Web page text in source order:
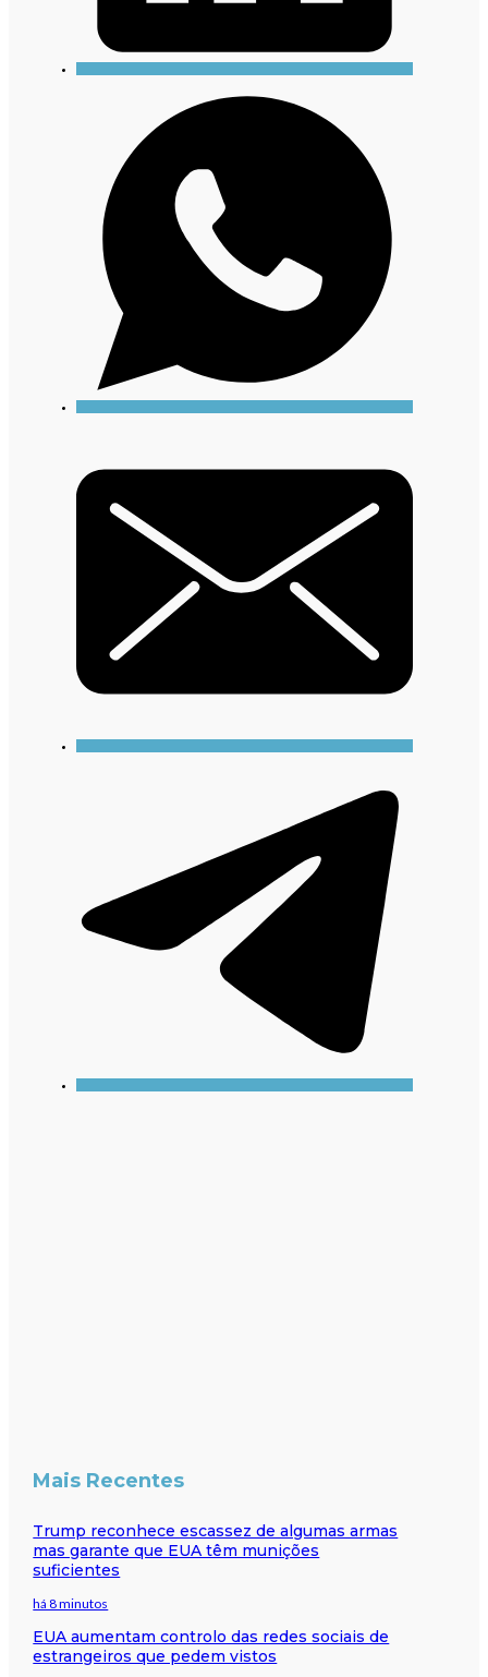
Mais Recentes
Trump reconhece escassez de algumas armas
mas garante que EUA têm munições
suficientes
há 8 minutos
EUA aumentam controlo das redes sociais de
estrangeiros que pedem vistos